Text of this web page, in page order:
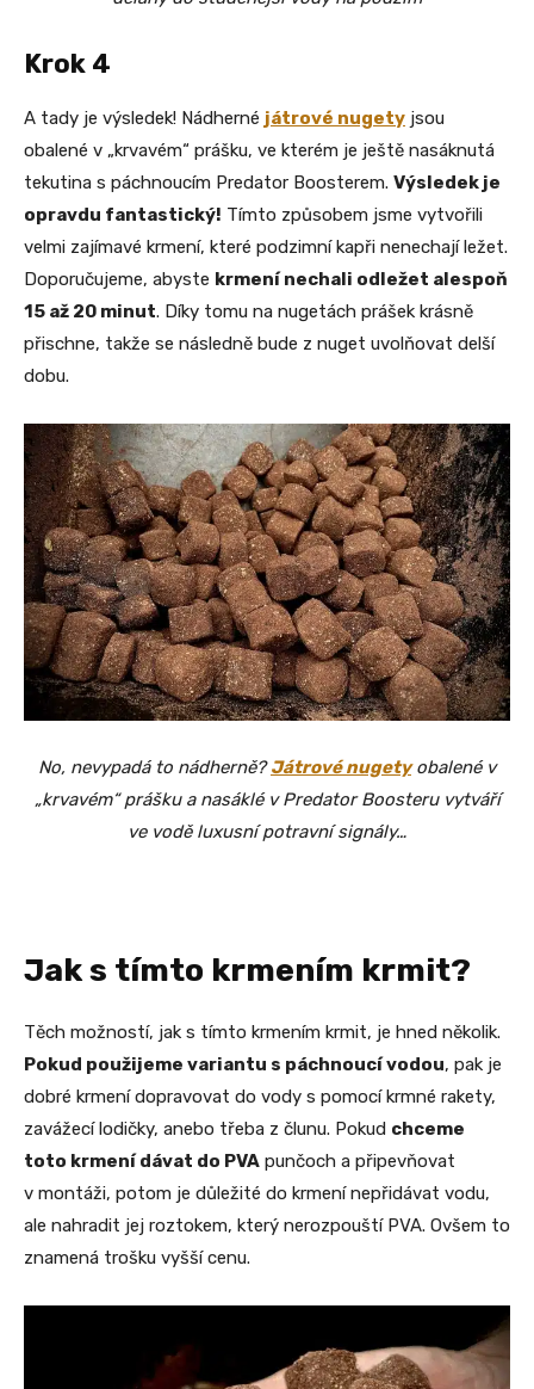
Krok 4
A tady je výsledek! Nádherné játrové nugety jsou
obalené v „krvavém“ prášku, ve kterém je ještě nasáknutá
tekutina s páchnoucím Predator Boosterem. Výsledek je
opravdu fantastický! Tímto způsobem jsme vytvořili
velmi zajímavé krmení, které podzimní kapři nenechají ležet.
Doporučujeme, abyste krmení nechali odležet alespoň
15 až 20 minut. Díky tomu na nugetách prášek krásně
přischne, takže se následně bude z nuget uvolňovat delší
dobu.
No, nevypadá to nádherně?Játrové nugetyobalené v
„krvavém“ prášku a nasáklé v Predator Boosteru vytváří
ve vodě luxusní potravní signály…
Jak s tímto krmením krmit?
Těch možností, jak s tímto krmením krmit, je hned několik.
Pokud použijeme variantu s páchnoucí vodou, pak je
dobré krmení dopravovat do vody s pomocí krmné rakety,
zavážecí lodičky, anebo třeba z člunu. Pokud chceme
toto krmení dávat do PVA punčoch a připevňovat
v montáži, potom je důležité do krmení nepřidávat vodu,
ale nahradit jej roztokem, který nerozpouští PVA. Ovšem to
znamená trošku vyšší cenu.